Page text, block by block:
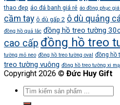
thao đẹp áo đá banh giá rẻ áo đồng phục
cầm tay ô dù gấp 2 ô dù quảng
đồng hồ quả lắc đồng hồ treo tường
cao cấp đồng hồ treo
tường mỏ neo đồng hồ treo tường oval đồng hồ
treo tường vuông đồng hồ treo tường xi mạ
Copyright 2026 © Đức Huy Gift